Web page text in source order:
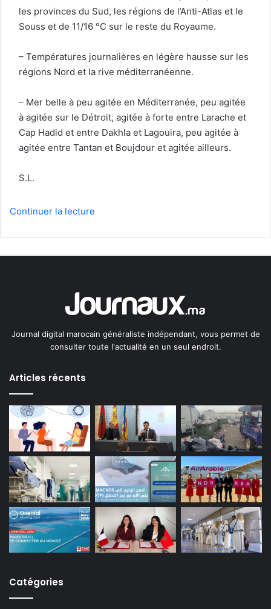
les provinces du Sud, les régions de l’Anti-Atlas et le
Souss et de 11/16 °C sur le reste du Royaume.
– Températures journalières en légère hausse sur les
régions Nord et la rive méditerranéenne.
– Mer belle à peu agitée en Méditerranée, peu agitée
à agitée sur le Détroit, agitée à forte entre Larache et
Cap Hadid et entre Dakhla et Lagouira, peu agitée à
agitée entre Tantan et Boujdour et agitée ailleurs.
S.L.
Continuer la lecture
Journal digital marocain généraliste indépendant, vous permet de
consulter toute l'actualité en un seul endroit.
Articles récents
Catégories